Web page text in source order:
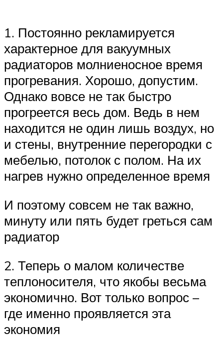
1. Постоянно рекламируется
характерное для вакуумных
радиаторов молниеносное время
прогревания. Хорошо, допустим.
Однако вовсе не так быстро
прогреется весь дом. Ведь в нем
находится не один лишь воздух, но
и стены, внутренние перегородки с
мебелью, потолок с полом. На их
нагрев нужно определенное время
И поэтому совсем не так важно,
минуту или пять будет греться сам
радиатор
2. Теперь о малом количестве
теплоносителя, что якобы весьма
экономично. Вот только вопрос –
где именно проявляется эта
экономия